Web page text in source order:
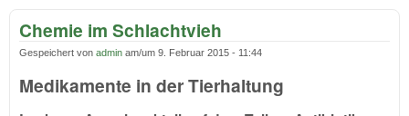
Chemie im Schlachtvieh
Gespeichert von admin am/um 9. Februar 2015 - 11:44
Medikamente in der Tierhaltung